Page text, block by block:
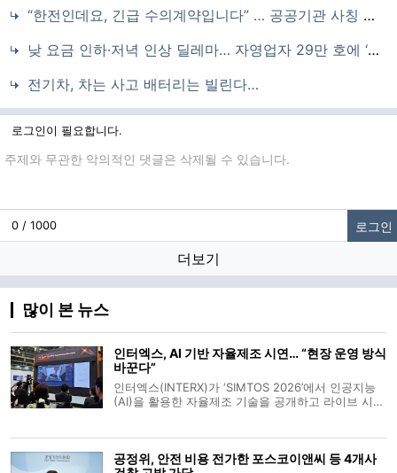
“한전인데요, 긴급 수의계약입니다” … 공공기관 사칭 피싱 기승
낮 요금 인하·저녁 인상 딜레마… 자영업자 29만 호에 ‘단일요금’ 선택권
전기차, 차는 사고 배터리는 빌린다…
로그인이 필요합니다.
글입력
0 / 1000 로그인
더보기
많이 본 뉴스
인터엑스, AI 기반 자율제조 시연… “현장 운영 방식
바꾼다”
인터엑스(INTERX)가 ‘SIMTOS 2026’에서 인공지능
(AI)을 활용한 자율제조 기술을 공개하고 라이브 시연
Machine)’을 선보
공정위, 안전 비용 전가한 포스코이앤씨 등 4개사